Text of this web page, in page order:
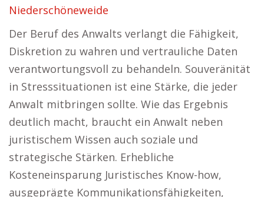
Niederschöneweide
Der Beruf des Anwalts verlangt die Fähigkeit,
Diskretion zu wahren und vertrauliche Daten
verantwortungsvoll zu behandeln. Souveränität
in Stresssituationen ist eine Stärke, die jeder
Anwalt mitbringen sollte. Wie das Ergebnis
deutlich macht, braucht ein Anwalt neben
juristischem Wissen auch soziale und
strategische Stärken. Erhebliche
Kosteneinsparung Juristisches Know-how,
ausgeprägte Kommunikationsfähigkeiten,